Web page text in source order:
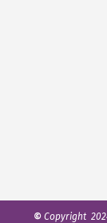
©Copyright